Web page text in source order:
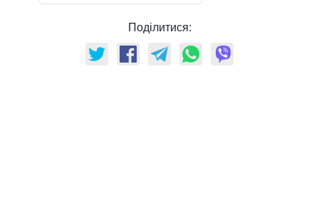
Поділитися: